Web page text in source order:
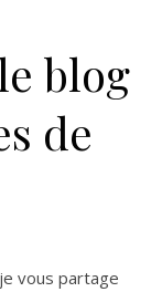
blog
de
vous partage